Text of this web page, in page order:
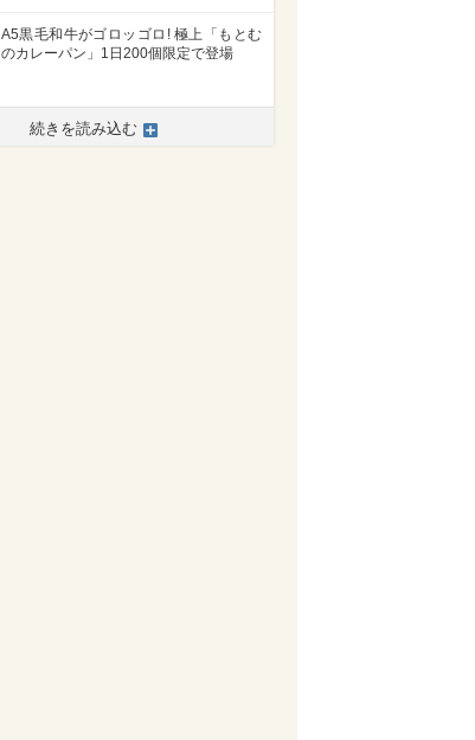
A5黒毛和牛がゴロッゴロ! 極上「もとむ
のカレーパン」1日200個限定で登場
続きを読み込む